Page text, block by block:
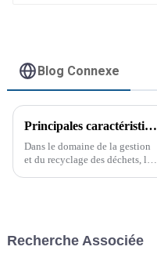
Blog Connexe
Principales caractéristiques d'un broyeur à arbre unique
Dans le domaine de la gestion
et du recyclage des déchets, les
pour traiter tous les types de
Recherche Associée